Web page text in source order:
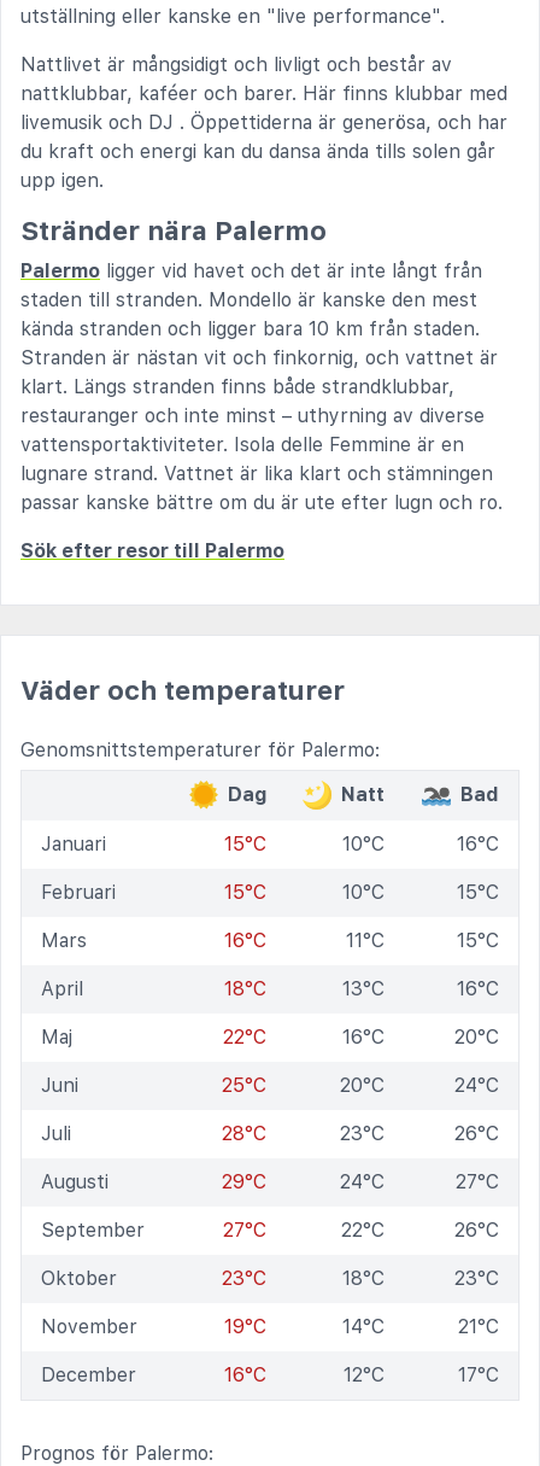
utställning eller kanske en "live performance".
Nattlivet är mångsidigt och livligt och består av
nattklubbar, kaféer och barer. Här finns klubbar med
livemusik och DJ . Öppettiderna är generösa, och har
du kraft och energi kan du dansa ända tills solen går
upp igen.
Stränder nära Palermo
Palermo ligger vid havet och det är inte långt från
staden till stranden. Mondello är kanske den mest
kända stranden och ligger bara 10 km från staden.
Stranden är nästan vit och finkornig, och vattnet är
klart. Längs stranden finns både strandklubbar,
restauranger och inte minst – uthyrning av diverse
vattensportaktiviteter. Isola delle Femmine är en
lugnare strand. Vattnet är lika klart och stämningen
passar kanske bättre om du är ute efter lugn och ro.
Sök efter resor till Palermo
Väder och temperaturer
Genomsnittstemperaturer för Palermo:
Dag
Natt Bad
Januari 15°C 10°C 16°C
Februari 15°C 10°C 15°C
Mars 16°C 11°C 15°C
April 18°C 13°C 16°C
Maj 22°C 16°C 20°C
Juni 25°C 20°C 24°C
Juli 28°C 23°C 26°C
Augusti 29°C 24°C 27°C
September 27°C 22°C 26°C
Oktober 23°C 18°C 23°C
November 19°C 14°C 21°C
December 16°C 12°C 17°C
Prognos för Palermo: